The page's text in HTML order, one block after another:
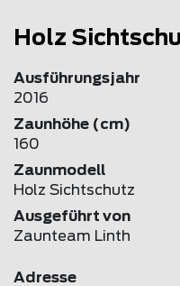
Holz
Ausführungsjahr
2016
Zaunhöhe (cm)
160
Zaunmodell
Holz Sichtschutz
Ausgeführt von
Zaunteam Linth
Adresse